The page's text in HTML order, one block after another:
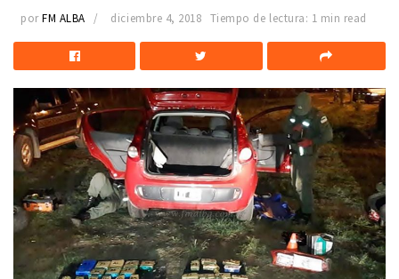
por FM ALBA diciembre 4, 2018 Tiempo de lectura: 1 min read